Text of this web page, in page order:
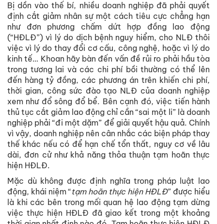
Bị dồn vào thế bí, nhiều doanh nghiệp đã phải quyết
định cắt giảm nhân sự một cách tiêu cực chẳng hạn
như đơn phương chấm dứt hợp đồng lao động
(“HĐLĐ”) vì lý do dịch bệnh nguy hiểm, cho NLĐ thôi
việc vì lý do thay đổi cơ cấu, công nghệ, hoặc vì lý do
kinh tế… Khoan hãy bàn đến vấn đề rủi ro phải hầu tòa
trong tương lai và các chi phí bồi thường có thể lên
đến hàng tỷ đồng, các phương án trên khiến chi phí,
thời gian, công sức đào tạo NLĐ của doanh nghiệp
xem như đổ sông đổ bể. Bên cạnh đó, việc tiến hành
thủ tục cắt giảm lao động chỉ cần “sai một li” là doanh
nghiệp phải “đi một dặm” để giải quyết hậu quả. Chính
vì vậy, doanh nghiệp nên cân nhắc các biện pháp thay
thế khác nếu có để hạn chế tổn thất, nguy cơ về lâu
dài, đơn cử như khả năng thỏa thuận tạm hoãn thực
hiện HĐLĐ.
Mặc dù không được định nghĩa trong pháp luật lao
động, khái niệm “tạm hoãn thực hiện HĐLĐ” được hiểu
là khi các bên trong mối quan hệ lao động tạm dừng
việc thực hiện HĐLĐ đã giao kết trong một khoảng